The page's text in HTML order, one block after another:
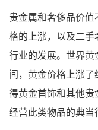
贵金属和奢侈品价
格的上涨，以及二
行业的发展。世界
间，黄金价格上涨
得黄金首饰和其他
经营此类物品的典当